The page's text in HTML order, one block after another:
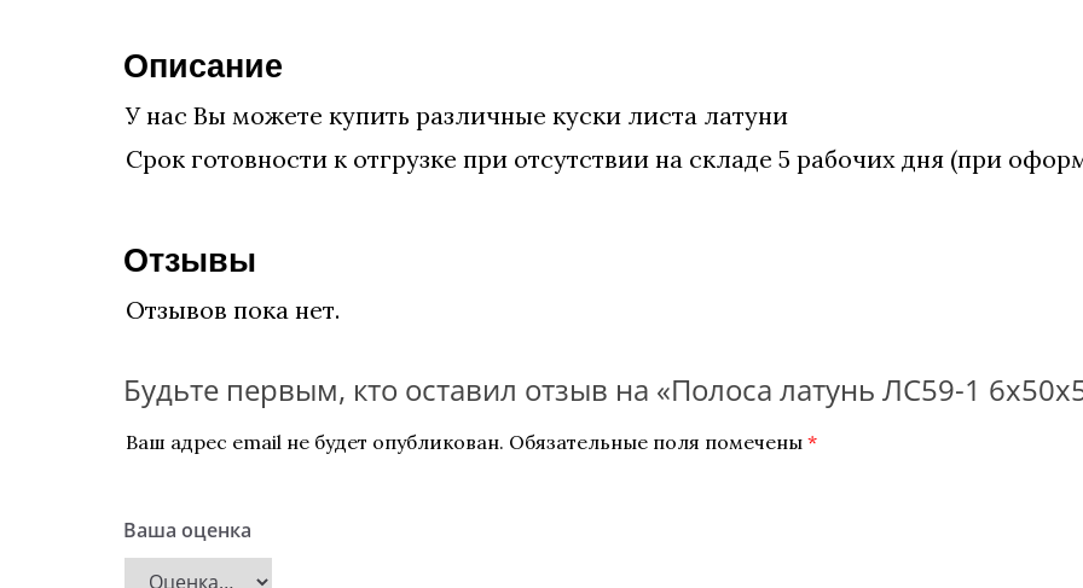
Описание
У нас Вы можете купить различные куски листа латуни
Срок готовности к отгрузке при отсутствии на складе 5 рабочих дня (при
Отзывы
Отзывов пока нет.
Будьте первым, кто оставил отзыв на «Полоса латунь ЛС59-1
Ваш адрес email не будет опубликован. Обязательные поля помечены *
Ваша оценка